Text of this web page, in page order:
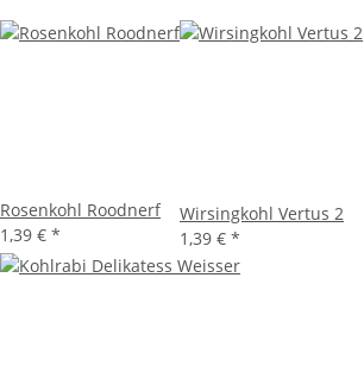
Rosenkohl Roodnerf
1,39 € *
Wirsingkohl Vertus 2
1,39 € *